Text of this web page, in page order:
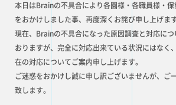
本日はBrainの不具合により各園様・各職員様・
をおかけしました事、再度深くお詫び申し上げます
現在、Brainの不具合になった原因調査と対応に
おりますが、完全に対応出来ている状況にはなく
在の対応についてご案内申し上げます。
ご迷惑をおかけし誠に申し訳ございませんが、ご
致します。